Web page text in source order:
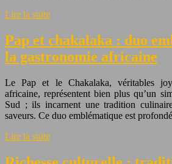
Lire la suite
Pap et chakalaka : duo
la gastronomie africaine
Le Pap et le Chakalaka, véritables
africaine, représentent bien plus qu’un
Sud ; ils incarnent une tradition
saveurs. Ce duo emblématique est
Lire la suite